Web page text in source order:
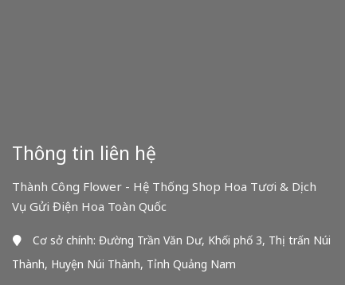
Thông tin liên hệ
Thành Công Flower - Hệ Thống Shop Hoa Tươi & Dịch
Vụ Gửi Điện Hoa Toàn Quốc
Cơ sở chính: Đường Trần Văn Dư, Khối phố 3, Thị trấn Núi
Thành, Huyện Núi Thành, Tỉnh Quảng Nam